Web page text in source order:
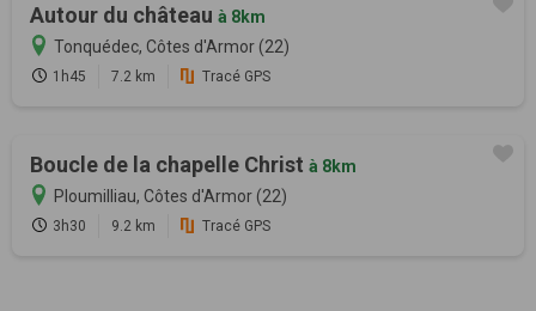
Autour du château à 8km
Tonquédec, Côtes d'Armor (22)
1h45 7.2 km Tracé GPS
Boucle de la chapelle Christ à 8km
Ploumilliau, Côtes d'Armor (22)
3h30 9.2 km Tracé GPS